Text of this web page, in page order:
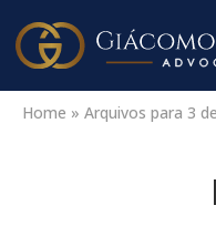
Home » Arquivos para 3